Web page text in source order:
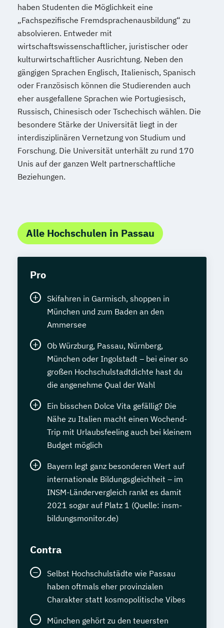
haben Studenten die Möglichkeit eine
„Fachspezifische Fremdsprachenausbildung“ zu
absolvieren. Entweder mit
wirtschaftswissenschaftlicher, juristischer oder
kulturwirtschaftlicher Ausrichtung. Neben den
gängigen Sprachen Englisch, Italienisch, Spanisch
oder Französisch können die Studierenden auch
eher ausgefallene Sprachen wie Portugiesisch,
Russisch, Chinesisch oder Tschechisch wählen. Die
besondere Stärke der Universität liegt in der
interdisziplinären Vernetzung von Studium und
Forschung. Die Universität unterhält zu rund 170
Unis auf der ganzen Welt partnerschaftliche
Beziehungen.
Alle Hochschulen in Passau
Pro
Skifahren in Garmisch, shoppen in
München und zum Baden an den
Ammersee
Ob Würzburg, Passau, Nürnberg,
München oder Ingolstadt – bei einer so
großen Hochschulstadtdichte hast du
die angenehme Qual der Wahl
Ein bisschen Dolce Vita gefällig? Die
Nähe zu Italien macht einen Wochend-
Trip mit Urlaubsfeeling auch bei kleinem
Budget möglich
Bayern legt ganz besonderen Wert auf
internationale Bildungsgleichheit – im
INSM-Ländervergleich rankt es damit
2021 sogar auf Platz 1 (Quelle: insm-
bildungsmonitor.de)
Contra
Selbst Hochschulstädte wie Passau
haben oftmals eher provinzialen
Charakter statt kosmopolitische Vibes
München gehört zu den teuersten